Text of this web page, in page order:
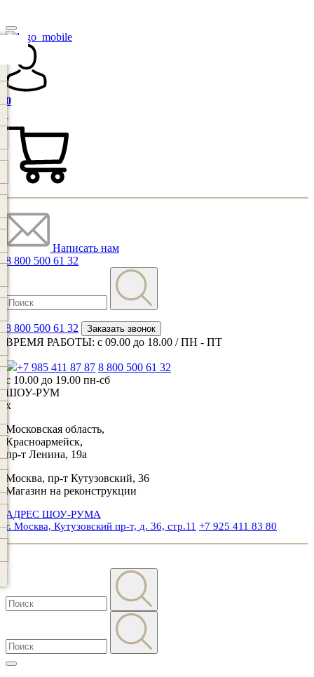
0
Написать нам
8 800 500 61 32
8 800 500 61 32 Заказать звонок
ВРЕМЯ РАБОТЫ: с 09.00 до 18.00 / ПН - ПТ
+7 985 411 87 87 8 800 500 61 32
с 10.00 до 19.00 пн-сб
ШОУ-РУМ
x
Московская область,
Красноармейск,
пр-т Ленина, 19а
Москва, пр-т Кутузовский, 36
Магазин на реконструкции
АДРЕС ШОУ-РУМА
г. Москва, Кутузовский пр-т, д. 36, стр.11 +7 925 411 83 80